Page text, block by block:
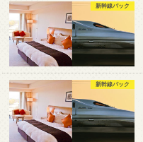
新幹線パック
新幹線パック